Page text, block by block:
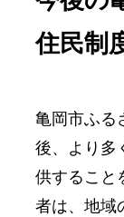
住民制
亀岡市ふる
後、より多
供すること
者は、地域